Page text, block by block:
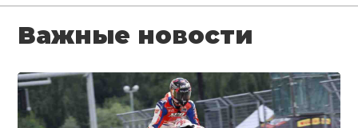
Важные новости